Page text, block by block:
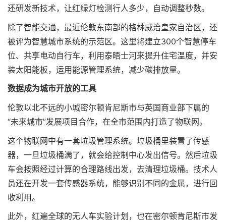
还研发新技术，让红绿灯检测行人多少，自动调整秒数。
除了智能交通，最近伦敦东南部的格林威治皇家自治区，还
被评为智慧城市系统的示范区。这里将建立300个智慧停车
位、共享电动自行车，利用泰晤士河来提升住宅温度，并安
装太阳能板，运用能源管理系统，减少碳排放量。
数据成为城市开放的工具
伦敦以北不远的小城密尔顿肯尼斯市与英国商业部下属的
“未来城市”发展项目合作，在全市范围内打造了物联网。
这个物联网中有一套垃圾管理系统。垃圾桶里装置了传感
器，一旦垃圾桶满了，就会给控制中心发出信号。然后垃圾
车会按照经过计算的合理路线出发，去清理垃圾桶。技术人
员还在开发一套传感器系统，能够识别不同的金属，进行回
收利用。
此外，红遍全球的无人车实验计划，也在密尔顿肯尼斯市发